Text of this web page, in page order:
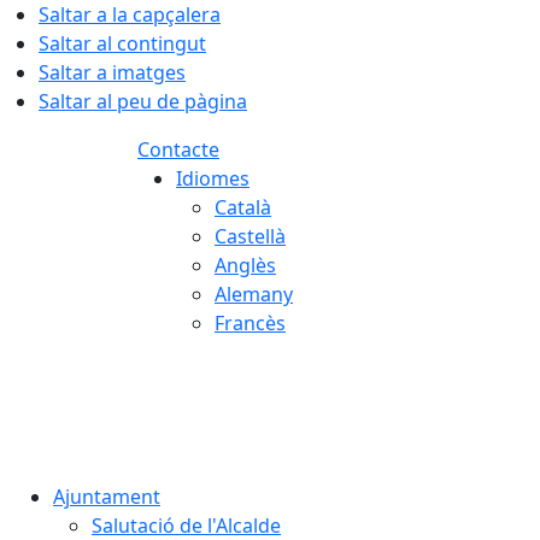
Saltar a la capçalera
Saltar al contingut
Saltar a imatges
Saltar al peu de pàgina
Contacte
Idiomes
Català
Castellà
Anglès
Alemany
Francès
Ajuntament
Salutació de l'Alcalde